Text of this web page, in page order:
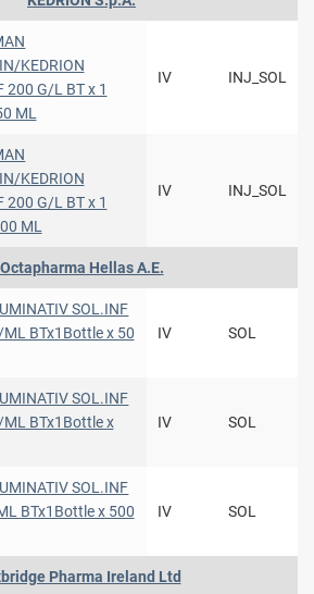
KEDRION
200 G/L BT x 1
ML
IV INJ_SOL
KEDRION
200 G/L BT x 1
ML
IV INJ_SOL
Octapharma Hellas A.E.
SOL.INF
BTx1Bottle x 50
IV SOL
SOL.INF
BTx1Bottle x
IV SOL
SOL.INF
BTx1Bottle x 500
IV SOL
Pharma Ireland Ltd